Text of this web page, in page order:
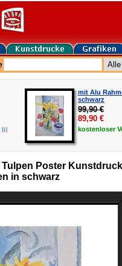
[i]
mit Alu
schwarz
99,90 €
89,90 €
kostenloser
Poster
in schwarz